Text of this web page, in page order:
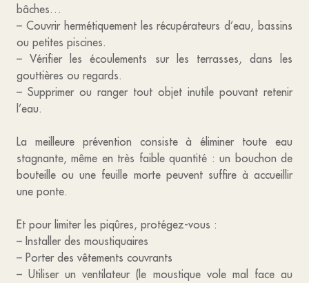
bâches…
– Couvrir hermétiquement les récupérateurs d’eau, bassins
ou petites piscines.
– Vérifier les écoulements sur les terrasses, dans les
gouttières ou regards.
– Supprimer ou ranger tout objet inutile pouvant retenir
l’eau.
La meilleure prévention consiste à éliminer toute eau
stagnante, même en très faible quantité : un bouchon de
bouteille ou une feuille morte peuvent suffire à accueillir
une ponte.
Et pour limiter les piqûres, protégez-vous :
– Installer des moustiquaires
– Porter des vêtements couvrants
– Utiliser un ventilateur (le moustique vole mal face au